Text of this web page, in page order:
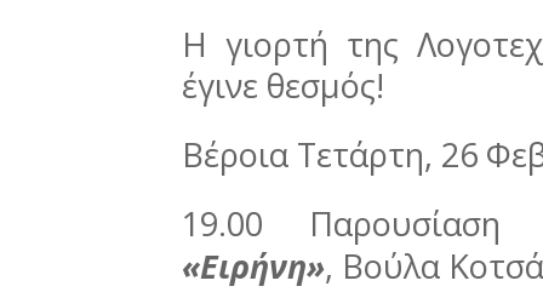
Η γιορτή της
έγινε θεσμός!
Βέροια Τετάρτη, 26
19.00
«Ειρήνη», Βούλα